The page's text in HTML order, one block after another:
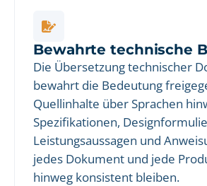
Bewahrte technische
Die Übersetzung technischer
bewahrt die Bedeutung
Quellinhalte über Sprachen
Spezifikationen,
Leistungsaussagen und
jedes Dokument und jede
hinweg konsistent bleiben.